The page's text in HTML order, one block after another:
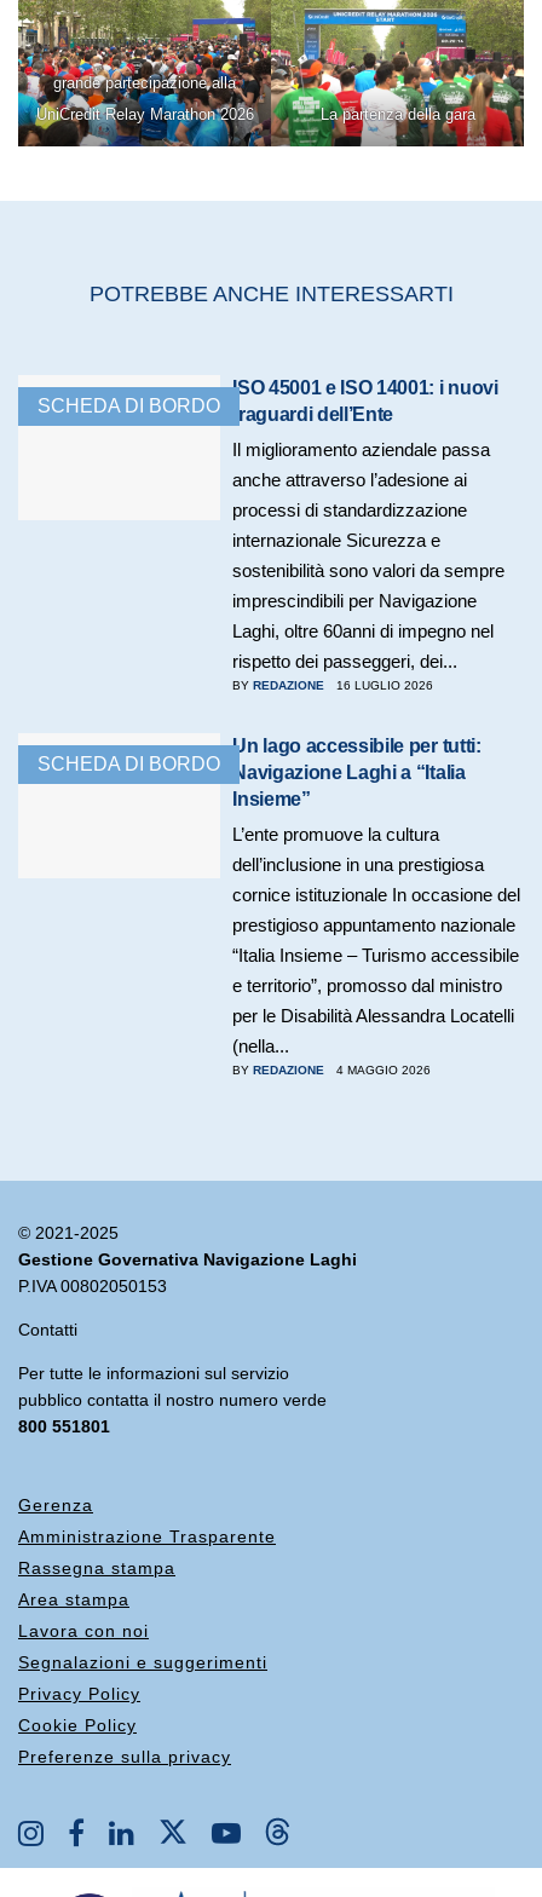
grande partecipazione alla
UniCredit Relay Marathon 2026
La partenza della gara
POTREBBE ANCHE INTERESSARTI
SCHEDA DI BORDO
ISO 45001 e ISO 14001: i nuovi
traguardi dell’Ente
Il miglioramento aziendale passa
anche attraverso l’adesione ai
processi di standardizzazione
internazionale Sicurezza e
sostenibilità sono valori da sempre
imprescindibili per Navigazione
Laghi, oltre 60anni di impegno nel
rispetto dei passeggeri, dei...
BY REDAZIONE 16 LUGLIO 2026
SCHEDA DI BORDO
Un lago accessibile per tutti:
Navigazione Laghi a “Italia
Insieme”
L’ente promuove la cultura
dell’inclusione in una prestigiosa
cornice istituzionale In occasione del
prestigioso appuntamento nazionale
“Italia Insieme – Turismo accessibile
e territorio”, promosso dal ministro
per le Disabilità Alessandra Locatelli
(nella...
BY REDAZIONE 4 MAGGIO 2026
© 2021-2025
Gestione Governativa Navigazione Laghi
P.IVA 00802050153
Contatti
Per tutte le informazioni sul servizio
pubblico contatta il nostro numero verde
800 551801
Gerenza
Amministrazione Trasparente
Rassegna stampa
Area stampa
Lavora con noi
Segnalazioni e suggerimenti
Privacy Policy
Cookie Policy
Preferenze sulla privacy